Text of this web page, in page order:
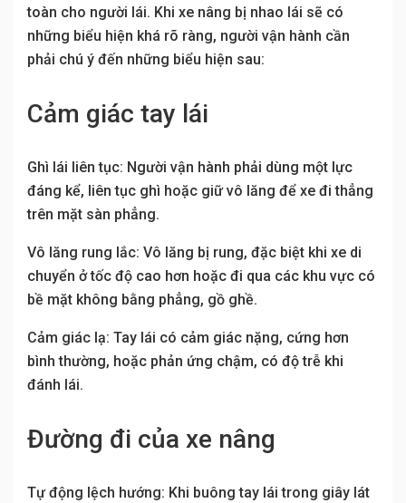
toàn cho người lái. Khi xe nâng bị nhao lái sẽ có
những biểu hiện khá rõ ràng, người vận hành cần
phải chú ý đến những biểu hiện sau:
Cảm giác tay lái
Ghì lái liên tục: Người vận hành phải dùng một lực
đáng kể, liên tục ghì hoặc giữ vô lăng để xe đi thẳng
trên mặt sàn phẳng.
Vô lăng rung lắc: Vô lăng bị rung, đặc biệt khi xe di
chuyển ở tốc độ cao hơn hoặc đi qua các khu vực có
bề mặt không bằng phẳng, gồ ghề.
Cảm giác lạ: Tay lái có cảm giác nặng, cứng hơn
bình thường, hoặc phản ứng chậm, có độ trễ khi
đánh lái.
Đường đi của xe nâng
Tự động lệch hướng: Khi buông tay lái trong giây lát